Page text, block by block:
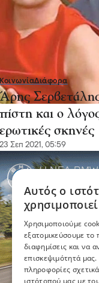
ΚοινωνίαΔιάφορα
Άρης
πίστη και ο
ερωτικές σκηνές
23 Σεπ 2021, 05:59
Αυτός ο
Χρησιμοποιούμε
εξατομικεύσουμε το
διαφημίσεις και να
επισκεψιμότητά
πληροφορίες
ιστότοπού μας με